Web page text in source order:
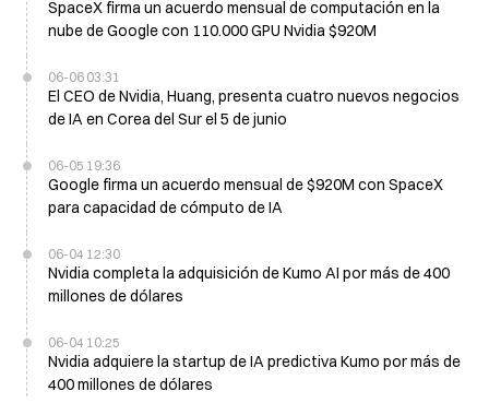
SpaceX firma un acuerdo mensual de computación en la
nube de Google con 110.000 GPU Nvidia $920M
06-06 03:31
El CEO de Nvidia, Huang, presenta cuatro nuevos negocios
de IA en Corea del Sur el 5 de junio
06-05 19:36
Google firma un acuerdo mensual de $920M con SpaceX
para capacidad de cómputo de IA
06-04 12:30
Nvidia completa la adquisición de Kumo AI por más de 400
millones de dólares
06-04 10:25
Nvidia adquiere la startup de IA predictiva Kumo por más de
400 millones de dólares